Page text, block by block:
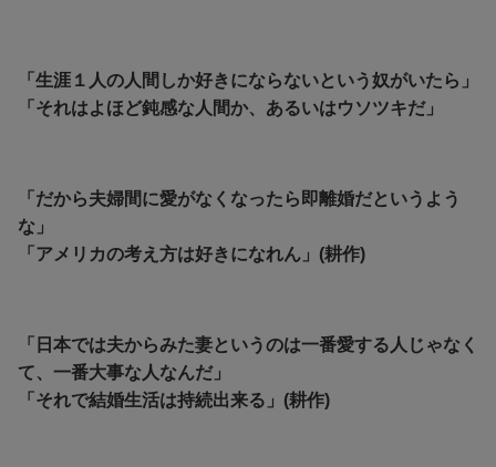
「生涯１人の人間しか好きにならないという奴がいたら」
「それはよほど鈍感な人間か、あるいはウソツキだ」
「だから夫婦間に愛がなくなったら即離婚だというよう
な」
「アメリカの考え方は好きになれん」(耕作)
「日本では夫からみた妻というのは一番愛する人じゃなく
て、一番大事な人なんだ」
「それで結婚生活は持続出来る」(耕作)